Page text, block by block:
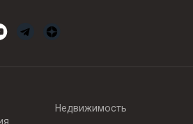
Недвижимость